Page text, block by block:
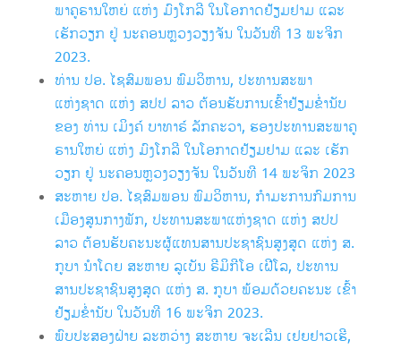
ພາຄູຣານໃຫຍ່ ແຫ່ງ ມົງໂກລີ ໃນໂອກາດຢ້ຽມຢາມ ແລະ
ເຮັກວຽກ ຢູ່ ນະຄອນຫຼວງວຽງຈັນ ໃນວັນທີ 13 ພະຈິກ
2023.
ທ່ານ ປອ. ໄຊສົມພອນ ພົມວິຫານ, ປະທານສະພາ
ແຫ່ງຊາດ ແຫ່ງ ສປປ ລາວ ຕ້ອນຮັບການເຂົ້າຢ້ຽມຂ່ຳນັບ
ຂອງ ທ່ານ ເມິງຄ໌ ບາທາຣ໌ ລັກຄະວາ, ຮອງປະທານສະພາຄູ
ຣານໃຫຍ່ ແຫ່ງ ມົງໂກລີ ໃນໂອກາດຢ້ຽມຢາມ ແລະ ເຮັກ
ວຽກ ຢູ່ ນະຄອນຫຼວງວຽງຈັນ ໃນວັນທີ 14 ພະຈິກ 2023
ສະຫາຍ ປອ. ໄຊສົມພອນ ພົມວິຫານ, ກຳມະການກົມການ
ເມືອງສູນກາງພັກ, ປະທານສະພາແຫ່ງຊາດ ແຫ່ງ ສປປ
ລາວ ຕ້ອນຮັບຄະນະຜູ້ແທນສານປະຊາຊົນສູງສູດ ແຫ່ງ ສ.
ກູບາ ນຳໂດຍ ສະຫາຍ ລູເບັນ ຣີມິກີໂອ ເຝີໂລ, ປະທານ
ສານປະຊາຊົນສູງສຸດ ແຫ່ງ ສ. ກູບາ ພ້ອມດ້ວຍຄະນະ ເຂົ້າ
ຢ້ຽມຂ່ຳນັບ ໃນວັນທີ 16 ພະຈິກ 2023.
ພົບປະສອງຝ່າຍ ລະຫວ່າງ ສະຫາຍ ຈະເລີນ ເຢຍຢາວເຮີ,